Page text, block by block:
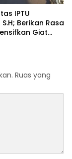
IPTU
Berikan Rasa
Giat
Ruas yang